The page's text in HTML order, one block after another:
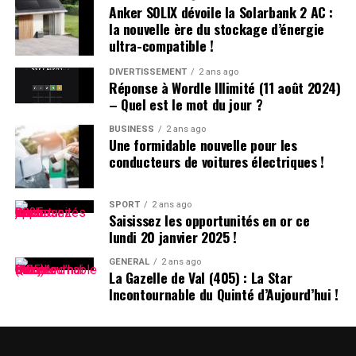
confusion lors des appels en classe, les enseignants
ajoutent souvent la première lettre du nom de famille
après le prénom : ainsi devient-il rapidement « Hugo
D. », un surnom auquel il s’habitue sans arduousé.
Pensées sur l’Identité Associée au
Prénom
Le choix d’un prénom peut avoir un impact significatif
sur notre identité personnelle tout au long de notre
existence. Que ce soit pour se distinguer ou pour
s’intégrer dans un groupe social spécifique, chaque
individu développe une relation particulière avec son
propre nom.
les prénoms ne sont pas simplement des désignations ;
Anker SOLIX dévoile la Solarbank 2 AC :
la nouvelle ère du stockage d’énergie
ultra-compatible !
DIVERTISSEMENT 2 ans ago
Réponse à Wordle Illimité (11 août 2024)
– Quel est le mot du jour ?
BUSINESS 2 ans ago
Une formidable nouvelle pour les
conducteurs de voitures électriques !
SPORT 2 ans ago
Saisissez les opportunités en or ce
lundi 20 janvier 2025 !
GÉNÉRAL 2 ans ago
La Gazelle de Val (405) : La Star
Incontournable du Quinté d’Aujourd’hui !